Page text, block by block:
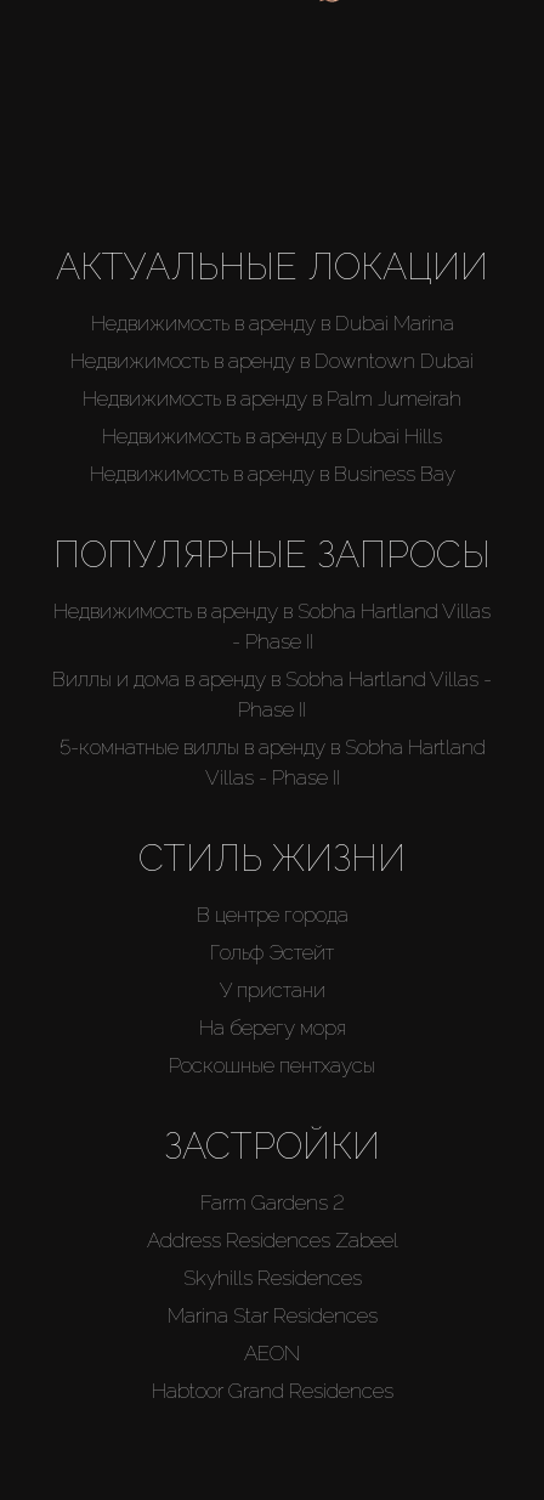
АКТУАЛЬНЫЕ ЛОКАЦИИ
Недвижимость в аренду в Dubai Marina
Недвижимость в аренду в Downtown Dubai
Недвижимость в аренду в Palm Jumeirah
Недвижимость в аренду в Dubai Hills
Недвижимость в аренду в Business Bay
ПОПУЛЯРНЫЕ ЗАПРОСЫ
Недвижимость в аренду в Sobha Hartland Villas
- Phase II
Виллы и дома в аренду в Sobha Hartland Villas -
Phase II
5-комнатные виллы в аренду в Sobha Hartland
Villas - Phase II
СТИЛЬ ЖИЗНИ
В центре города
Гольф Эстейт
У пристани
На берегу моря
Роскошные пентхаусы
ЗАСТРОЙКИ
Farm Gardens 2
Address Residences Zabeel
Skyhills Residences
Marina Star Residences
AEON
Habtoor Grand Residences